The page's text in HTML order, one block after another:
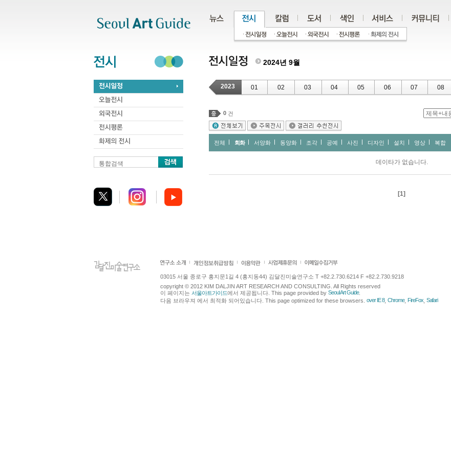
통합검색
2024년 9월
2023 01 02 03 04 05 06 07 08
0 건
전체 회화 서양화 동양화 조각 공예 사진 디자인 설치 영상 복합
데이타가 없습니다.
[1]
03015 서울 종로구 홍지문1길 4 (홍지동44) 김달진미술연구소 T +82.2.730.6214 F +82.2.730.9218
copyright © 2012 KIM DALJIN ART RESEARCH AND CONSULTING. All Rights reserved
이 페이지는 서울아트가이드에서 제공됩니다. This page provided by Seoul Art Guide.
다음 브라우져 에서 최적화 되어있습니다. This page optimized for these browsers. over IE 8, Chrome, FireFox Safari